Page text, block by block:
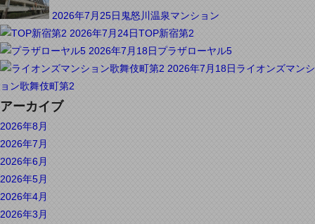
2026年7月25日 鬼怒川温泉マンション
2026年7月24日TOP新宿第2
2026年7月18日プラザローヤル5
2026年7月18日ライオンズマンシ
ョン歌舞伎町第2
アーカイブ
2026年8月
2026年7月
2026年6月
2026年5月
2026年4月
2026年3月